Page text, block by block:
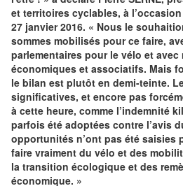
et territoires cyclables, à
27 janvier 2016. « Nous le
sommes mobilisés pour ce faire,
parlementaires pour le vélo et
économiques et associatifs. Mais
le bilan est plutôt en demi-teinte.
significatives, et encore pas
à cette heure, comme l’indemnité
parfois été adoptées contre l’avis
opportunités n’ont pas été saisies
faire vraiment du vélo et des
la transition écologique et des
économique. »